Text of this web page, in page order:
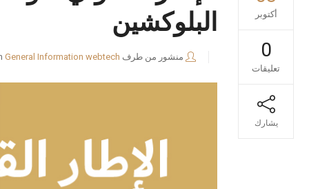
أكتوبر
0
تعليقات
يشارك
البلوكشين
منشور من طرف webtech
General Information